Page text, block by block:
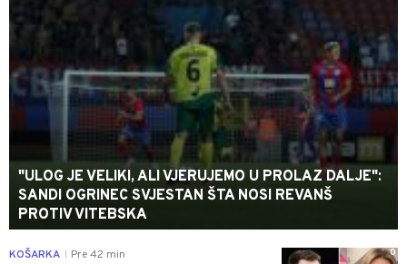
"ULOG JE VELIKI, ALI VJERUJEMO U PROLAZ DALJE":
SANDI OGRINEC SVJESTAN ŠTA NOSI REVANŠ
PROTIV VITEBSKA
0
KOŠARKA Pre 42 min